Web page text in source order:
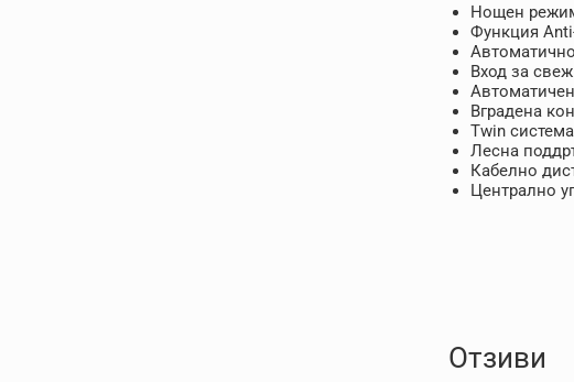
Нощен
Функция
Вход за
Вградена
Twin система
Лесна
Кабелно
Централно
Отзиви